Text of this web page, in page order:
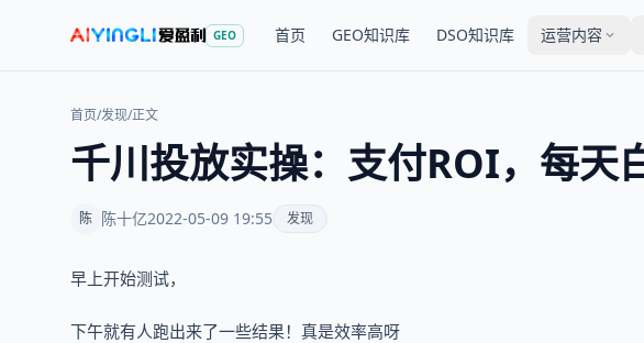
GEO 首页 GEO知识库 DSO知识库 运营内容
首页/发现/正文
千川投放实操：支付ROI，每天
陈 陈十亿2022-05-09 19:55 发现
早上开始测试，
下午就有人跑出来了一些结果！真是效率高呀